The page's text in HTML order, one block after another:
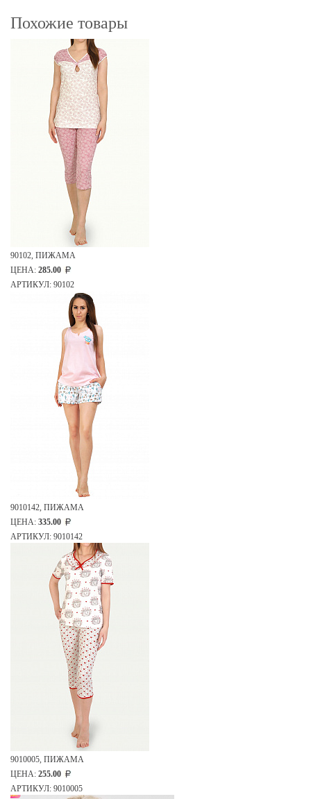
Похожие товары
90102, ПИЖАМА
ЦЕНА: 285.00
АРТИКУЛ: 90102
9010142, ПИЖАМА
ЦЕНА: 335.00
АРТИКУЛ: 9010142
9010005, ПИЖАМА
ЦЕНА: 255.00
АРТИКУЛ: 9010005